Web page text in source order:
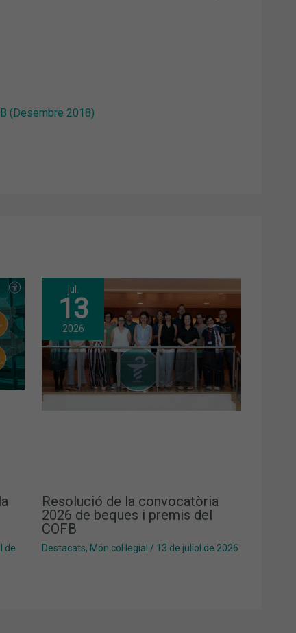
(Desembre 2018)
de
jul.
13
2026
Resolució de la convocatòria
2026 de beques i premis del
COFB
Destacats, Món col·legial / 13 de juliol de 2026